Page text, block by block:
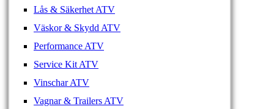
Lås & Säkerhet ATV
Väskor & Skydd ATV
Performance ATV
Service Kit ATV
Vinschar ATV
Vagnar & Trailers ATV